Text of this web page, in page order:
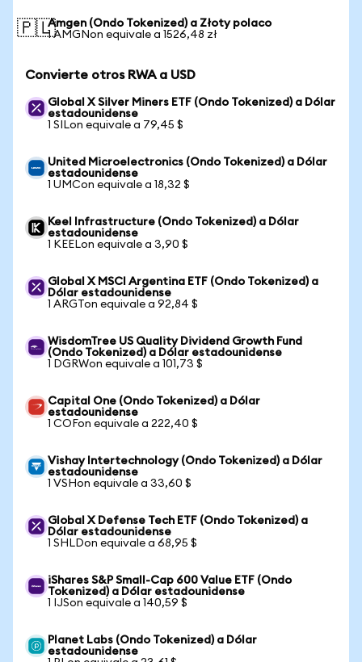
🇵🇱Amgen (Ondo Tokenized) a Złoty polaco
1 AMGNon equivale a 1526,48 zł
Convierte otros RWA a USD
Global X Silver Miners ETF (Ondo Tokenized) a Dólar
estadounidense
1 SILon equivale a 79,45 $
United Microelectronics (Ondo Tokenized) a Dólar
estadounidense
1 UMCon equivale a 18,32 $
Keel Infrastructure (Ondo Tokenized) a Dólar
estadounidense
1 KEELon equivale a 3,90 $
Global X MSCI Argentina ETF (Ondo Tokenized) a
Dólar estadounidense
1 ARGTon equivale a 92,84 $
WisdomTree US Quality Dividend Growth Fund
(Ondo Tokenized) a Dólar estadounidense
1 DGRWon equivale a 101,73 $
Capital One (Ondo Tokenized) a Dólar
estadounidense
1 COFon equivale a 222,40 $
Vishay Intertechnology (Ondo Tokenized) a Dólar
estadounidense
1 VSHon equivale a 33,60 $
Global X Defense Tech ETF (Ondo Tokenized) a
Dólar estadounidense
1 SHLDon equivale a 68,95 $
iShares S&P Small-Cap 600 Value ETF (Ondo
Tokenized) a Dólar estadounidense
1 IJSon equivale a 140,59 $
Planet Labs (Ondo Tokenized) a Dólar
estadounidense